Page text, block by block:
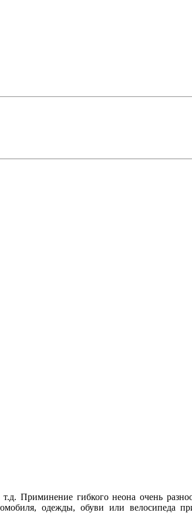
Приминение гибкого неона очень
одежды, обуви или велосипеда